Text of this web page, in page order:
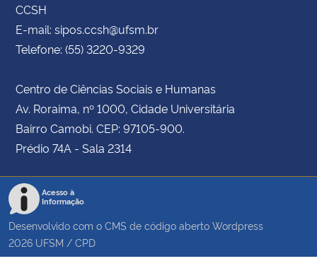
CCSH
E-mail: sipos.ccsh@ufsm.br
Telefone: (55) 3220-9329
Centro de Ciências Sociais e Humanas
Av. Roraima, nº 1000, Cidade Universitária
Bairro Camobi. CEP: 97105-900.
Prédio 74A - Sala 2314
Acesso à
Informação
Desenvolvido com o CMS de código aberto Wordpress
2026 UFSM / CPD